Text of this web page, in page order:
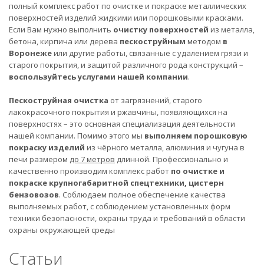
полный комплекс работ по очистке и покраске металлических
поверхностей изделий жидкими или порошковыми красками.
Если Вам нужно выполнить очистку поверхностей из металла,
бетона, кирпича или дерева пескоструйным методом в
Воронежеили другие работы, связанные с удалением грязи и
старого покрытия, и защитой различного рода конструкций –
воспользуйтесь услугами нашей компании.
Пескоструйная очистка от загрязнений, старого
лакокрасочного покрытия и ржавчины, появляющихся на
поверхностях – это основная специализация деятельности
нашей компании. Помимо этого мы выполняем порошковую
покраску изделий из чёрного металла, алюминия и чугуна в
печи размером до 7 метров длинной. Профессионально и
качественно производим комплекс работ по очистке и
покраске крупногабаритной спецтехники, цистерн
бензовозов. Соблюдаем полное обеспечение качества
выполняемых работ, с соблюдением установленных форм
техники безопасности, охраны труда и требований в области
охраны окружающей среды
Статьи